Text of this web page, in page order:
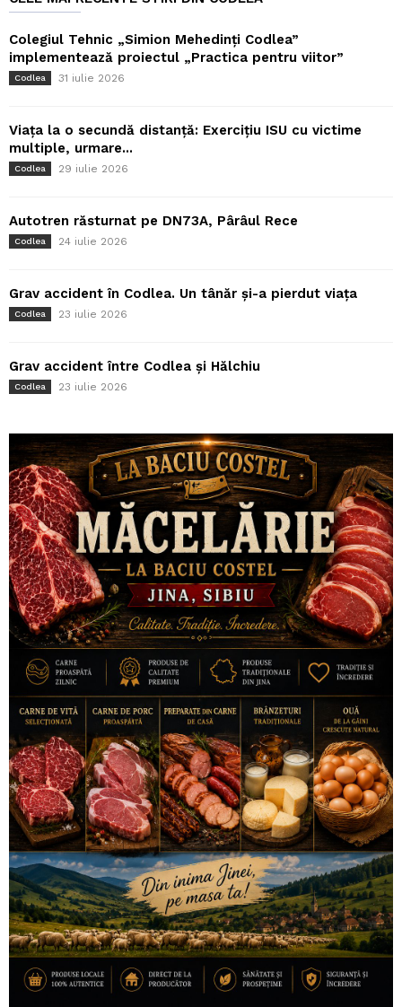
Colegiul Tehnic „Simion Mehedinți Codlea”
implementează proiectul „Practica pentru viitor”
Codlea 31 iulie 2026
Viața la o secundă distanță: Exercițiu ISU cu victime
multiple, urmare...
Codlea 29 iulie 2026
Autotren răsturnat pe DN73A, Pârâul Rece
Codlea 24 iulie 2026
Grav accident în Codlea. Un tânăr și-a pierdut viața
Codlea 23 iulie 2026
Grav accident între Codlea și Hălchiu
Codlea 23 iulie 2026